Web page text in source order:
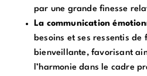
par une grande finesse
La communication
besoins et ses ressentis de
bienveillante, favorisant
l’harmonie dans le cadre